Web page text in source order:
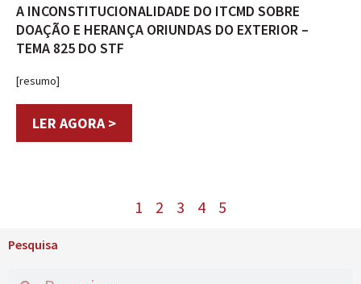
A INCONSTITUCIONALIDADE DO ITCMD SOBRE
DOAÇÃO E HERANÇA ORIUNDAS DO EXTERIOR –
TEMA 825 DO STF
[resumo]
LER AGORA >
1 2 3 4 5
Pesquisa